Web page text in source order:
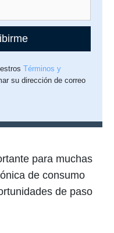
Términos y
su dirección de correo
para muchas
de consumo
de paso